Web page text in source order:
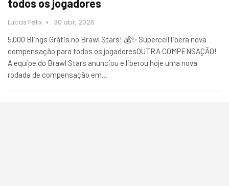
todos os jogadores
Lucas Felix 30 abr, 2026
5.000 Blings Grátis no Brawl Stars! 💰✨ Supercell libera nova
compensação para todos os jogadoresOUTRA COMPENSAÇÃO!
A equipe do Brawl Stars anunciou e liberou hoje uma nova
rodada de compensação em…